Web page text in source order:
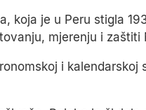
koja je u Peru stigla
mjerenju i zaštiti
i